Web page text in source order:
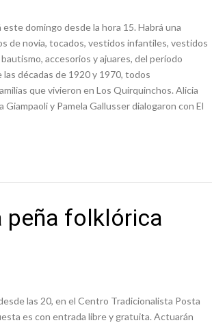
este domingo desde la hora 15. Habrá una
de novia, tocados, vestidos infantiles, vestidos
accesorios y ajuares, del período
décadas de 1920 y 1970, todos
que vivieron en Los Quirquinchos. Alicia
Giampaoli y Pamela Gallusser dialogaron con El
peña folklórica
las 20, en el Centro Tradicionalista Posta
es con entrada libre y gratuita. Actuarán